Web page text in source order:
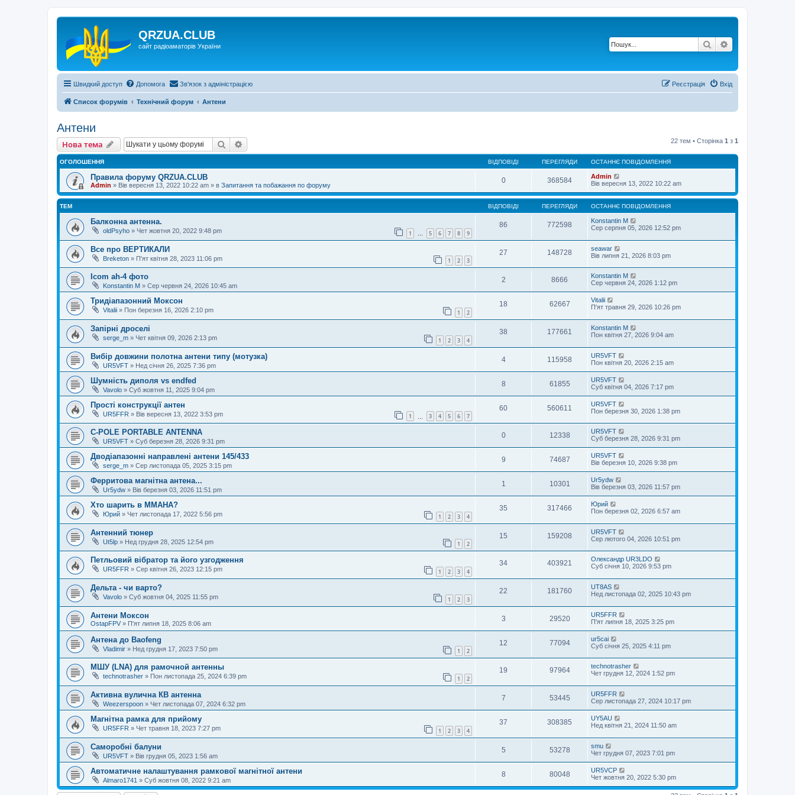
QRZUA.CLUB
сайт радіоаматорів України Пошук
Швидкий доступ Допомога Зв'язок з адміністрацією Вхід
Реєстрація
Список форумів Технічний форум Антени
Антени
Нова тема Пошук 22 тем • Сторінка 1 з 1
ОГОЛОШЕННЯ ВІДПОВІДІ ПЕРЕГЛЯДИ ОСТАННЄ ПОВІДОМЛЕННЯ
Правила форуму QRZUA.CLUB
Admin » Вів вересня 13, 2022 10:22 am » в Запитання та побажання по форуму
0 368584
Admin
Вів вересня 13, 2022 10:22 am
ТЕМ ВІДПОВІДІ ПЕРЕГЛЯДИ ОСТАННЄ ПОВІДОМЛЕННЯ
Балконна антенна.
oldPsyho » Чет жовтня 20, 2022 9:48 pm 1 … 5 6 7 8 9
86 772598
Konstantin M
Сер серпня 05, 2026 12:52 pm
Все про ВЕРТИКАЛИ
Breketon » П'ят квітня 28, 2023 11:06 pm 1 2 3
27 148728
seawar
Вів липня 21, 2026 8:03 pm
Icom ah-4 фото
Konstantin M » Сер червня 24, 2026 10:45 am
2 8666
Konstantin M
Сер червня 24, 2026 1:12 pm
Тридіапазонний Моксон
Vitalii » Пон березня 16, 2026 2:10 pm 1 2
18 62667
Vitalii
П'ят травня 29, 2026 10:26 pm
Запірні дроселі
serge_m » Чет квітня 09, 2026 2:13 pm 1 2 3 4
38 177661
Konstantin M
Пон квітня 27, 2026 9:04 am
Вибір довжини полотна антени типу (мотузка)
UR5VFT » Нед січня 26, 2025 7:36 pm
4 115958
UR5VFT
Пон квітня 20, 2026 2:15 am
Шумність диполя vs endfed
Vavolo » Суб жовтня 11, 2025 9:04 pm
8 61855
UR5VFT
Суб квітня 04, 2026 7:17 pm
Прості конструкції антен
UR5FFR » Вів вересня 13, 2022 3:53 pm 1 3 4 5 6 7
60 560611
UR5VFT
Пон березня 30, 2026 1:38 pm
C-POLE PORTABLE ANTENNA
UR5VFT » Суб березня 28, 2026 9:31 pm
0 12338
UR5VFT
Суб березня 28, 2026 9:31 pm
Дводіапазонні направлені антени 145/433
serge_m » Сер листопада 05, 2025 3:15 pm
9 74687
UR5VFT
Вів березня 10, 2026 9:38 pm
Ферритова магнітна антена...
Ur5ydw » Вів березня 03, 2026 11:51 pm
1 10301
Ur5ydw
Вів березня 03, 2026 11:57 pm
Хто шарить в ММАНА?
Юрий » Чет листопада 17, 2022 5:56 pm 1 2 3 4
35 317466
Юрий
Пон березня 02, 2026 6:57 am
Антенний тюнер
Ut5lp » Нед грудня 28, 2025 12:54 pm 1 2
15 159208
UR5VFT
Сер лютого 04, 2026 10:51 pm
Петльовий вібратор та його узгодження
UR5FFR » Сер квітня 26, 2023 12:15 pm 1 2 3 4
34 403921
Oлександр UR3LDO
Суб січня 10, 2026 9:53 pm
Дельта - чи варто?
Vavolo » Суб жовтня 04, 2025 11:55 pm 1 2 3
22 181760
UT8AS
Нед листопада 02, 2025 10:43 pm
Антени Моксон
OstapFPV » П'ят липня 18, 2025 8:06 am
3 29520
UR5FFR
П'ят липня 18, 2025 3:25 pm
Антена до Baofeng
Vladimir » Нед грудня 17, 2023 7:50 pm 1 2
12 77094
ur5cai
Суб січня 25, 2025 4:11 pm
МШУ (LNA) для рамочной антенны
technotrasher » Пон листопада 25, 2024 6:39 pm 1 2
19 97964
technotrasher
Чет грудня 12, 2024 1:52 pm
Активна вулична КВ антенна
Weezerspoon » Чет листопада 07, 2024 6:32 pm
7 53445
UR5FFR
Сер листопада 27, 2024 10:17 pm
Магнітна рамка для прийому
UR5FFR » Чет травня 18, 2023 7:27 pm 1 2 3 4
37 308385
UY5AU
Нед квітня 21, 2024 11:50 am
Саморобні балуни
UR5VFT » Вів грудня 05, 2023 1:56 am
5 53278
smu
Чет грудня 07, 2023 7:01 pm
Автоматичне налаштування рамкової магнітної антени
Almaro1741 » Суб жовтня 08, 2022 9:21 am
8 80048
UR5VCP
Чет жовтня 20, 2022 5:30 pm